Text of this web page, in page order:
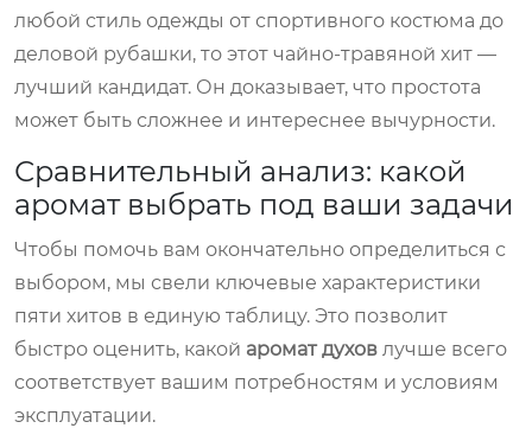
любой стиль одежды от спортивного костюма до
деловой рубашки, то этот чайно-травяной хит —
лучший кандидат. Он доказывает, что простота
может быть сложнее и интереснее вычурности.
Сравнительный анализ: какой
аромат выбрать под ваши задачи
Чтобы помочь вам окончательно определиться с
выбором, мы свели ключевые характеристики
пяти хитов в единую таблицу. Это позволит
быстро оценить, какой аромат духов лучше всего
соответствует вашим потребностям и условиям
эксплуатации.